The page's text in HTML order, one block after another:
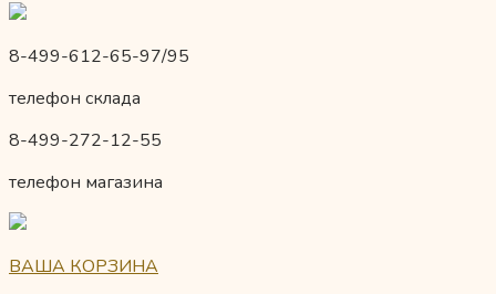
8-499-612-65-97/95
телефон склада
8-499-272-12-55
телефон магазина
ВАША КОРЗИНА